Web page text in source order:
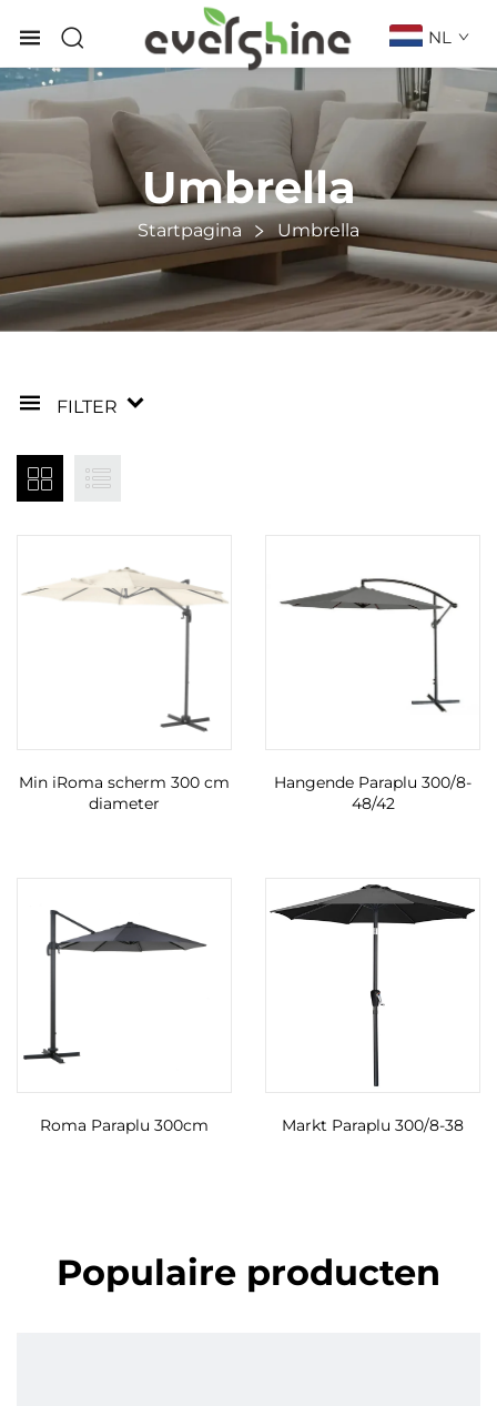
NL
Umbrella
Startpagina Umbrella
FILTER
Min iRoma scherm 300 cm
diameter
Hangende Paraplu 300/8-
48/42
Roma Paraplu 300cm Markt Paraplu 300/8-38
Populaire producten